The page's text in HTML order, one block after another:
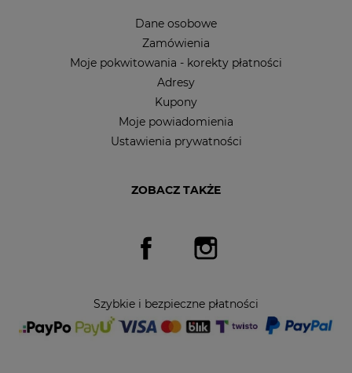
Dane osobowe
Zamówienia
Moje pokwitowania - korekty płatności
Adresy
Kupony
Moje powiadomienia
Ustawienia prywatności
ZOBACZ TAKŻE
Facebook
Szybkie i bezpieczne płatności